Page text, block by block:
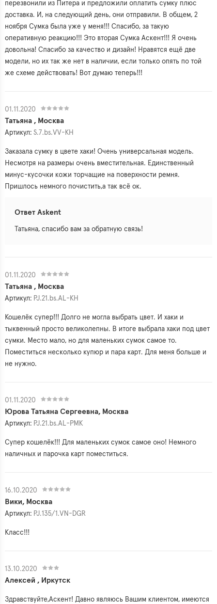
перезвонили из Питера и предложили оплатить сумку плюс
доставка. И, на следующий день, они отправили. В общем, 2
ноября Сумка была уже у меня!!! Спасибо, за такую
оперативную реакцию!!! Это вторая Сумка Аскент!!! Я очень
довольна! Спасибо за качество и дизайн! Нравятся ещё две
модели, но их так же нет в наличии, если только опять по той
же схеме действовать! Вот думаю теперь!!!
01.11.2020
Татьяна , Москва
Артикул: S.7.bs.VV-KH
Заказала сумку в цвете хаки! Очень универсальная модель.
Несмотря на размеры очень вместительная. Единственный
минус-кусочки кожи торчащие на поверхности ремня.
Пришлось немного почистить,а так всё ок.
Ответ Askent
Татьяна, спасибо вам за обратную связь!
01.11.2020
Татьяна , Москва
Артикул: PJ.21.bs.AL-KH
Кошелёк супер!!! Долго не могла выбрать цвет. И хаки и
тыквенный просто великолепны. В итоге выбрала хаки под цвет
сумки. Место мало, но для маленьких сумок самое то.
Поместиться несколько купюр и пара карт. Для меня больше и
не нужно.
01.11.2020
Юрова Татьяна Сергеевна, Москва
Артикул: PJ.21.bs.AL-PMK
Супер кошелёк!!! Для маленьких сумок самое оно! Немного
наличных и парочка карт поместиться.
16.10.2020
Вики, Москва
Артикул: PJ.135/1.VN-DGR
Класс!!!
13.10.2020
Алексей , Иркутск
Здравствуйте,Аскент! Давно являюсь Вашим клиентом, имеются